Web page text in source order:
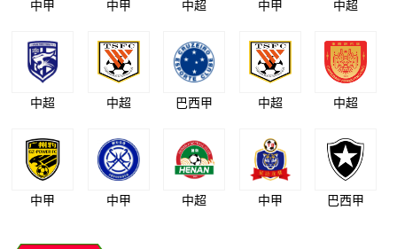
中甲 中甲 中超 中甲 中超
中超 中超 巴西甲 中超 中超
中甲 中甲 中超 中甲 巴西甲